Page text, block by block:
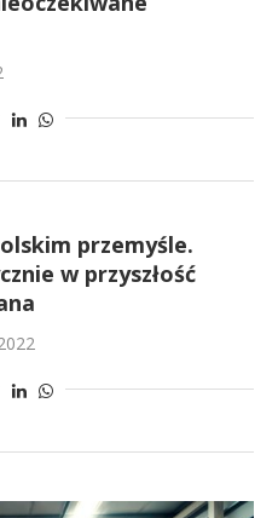
przemyśle.
w przyszłość